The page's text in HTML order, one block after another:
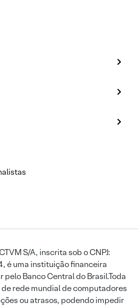
S/A, inscrita sob o CNPJ:
uma instituição financeira
Banco Central do Brasil.Toda
rede mundial de computadores
ou atrasos, podendo impedir